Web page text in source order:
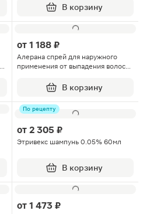
В корзину
от 1 188 ₽
Алерана спрей для наружного
применения от выпадения волос
В корзину
По рецепту
от 2 305 ₽
Этривекс шампунь 0.05% 60мл
В корзину
от 1 473 ₽